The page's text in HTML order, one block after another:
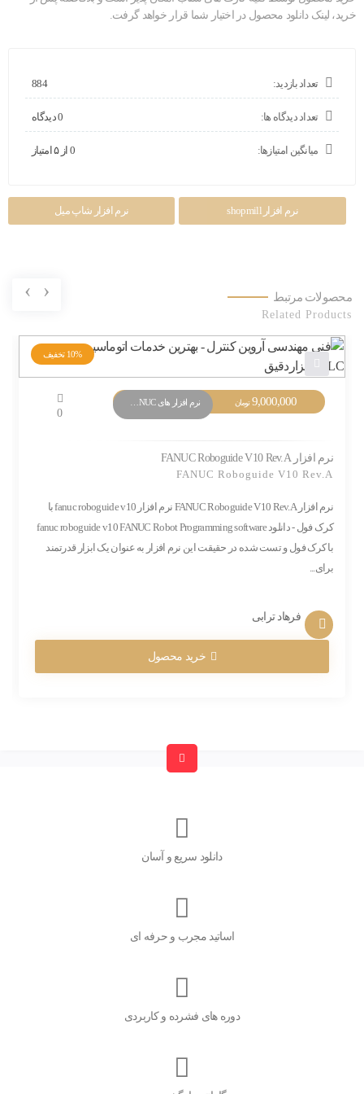
خرید، لینک دانلود محصول در اختیار شما قرار خواهد گرفت.
تعداد بازدید: 884
تعداد دیدگاه ها: 0 دیدگاه
میانگین امتیازها: 0 از ۵ امتیاز
نرم افزار shopmill نرم افزار شاپ میل
محصولات مرتبط
Related Products
10% تخفیف
9,000,000 تومان
0
نرم افزار FANUC Roboguide V10 Rev.A
FANUC Roboguide V10 Rev.A
نرم افزار FANUC Roboguide V10 Rev.A نرم افزار fanuc roboguide v10 با
کرک فول - دانلود fanuc roboguide v10 FANUC Robot Programming software
با کرک فول و تست شده در حقیقت این نرم افزار به عنوان یک ابزار قدرتمند
برای...
فرهاد ترابی
خرید محصول
‹
›
دانلود سریع و آسان
اساتید مجرب و حرفه ای
دوره های فشرده و کاربردی